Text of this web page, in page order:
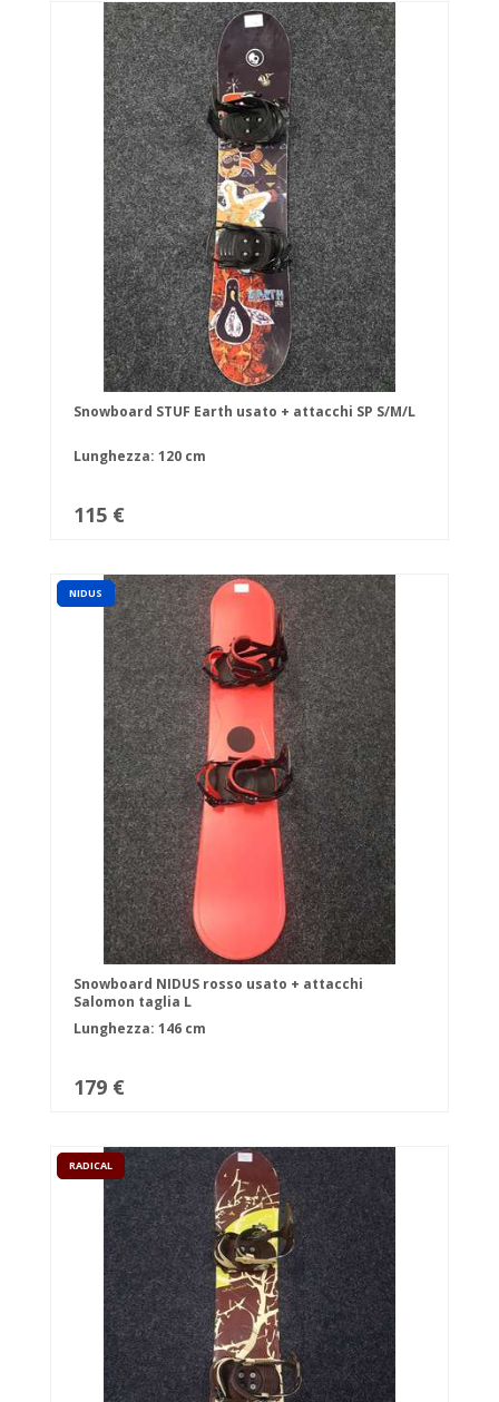
Snowboard STUF Earth usato + attacchi SP S/M/L
Lunghezza: 120 cm
115 €
NIDUS
Snowboard NIDUS rosso usato + attacchi
Salomon taglia L
Lunghezza: 146 cm
179 €
RADICAL